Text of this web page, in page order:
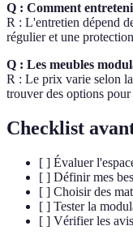
Q : Comment
R : L'entretien dépend
régulier et une
Q : Les meubles
R : Le prix varie selon
trouver des options pour
Checklist
[ ] Évaluer
[ ] Définir mes
[ ] Choisir des
[ ] Tester la
[ ] Vérifier les